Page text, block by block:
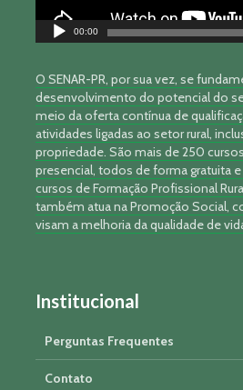
00:00
O SENAR-PR, por sua vez, se
desenvolvimento do potencial do
meio da oferta contínua de
atividades ligadas ao setor rural,
propriedade. São mais de 250
presencial, todos de forma gratuita
cursos de Formação Profissional
também atua na Promoção Social,
visam a melhoria da qualidade de
Institucional
Perguntas Frequentes
Contato